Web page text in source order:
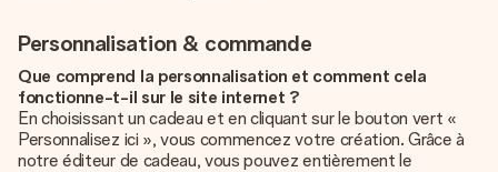
Personnalisation & commande
Que comprend la personnalisation et comment cela
fonctionne-t-il sur le site internet ?
En choisissant un cadeau et en cliquant sur le bouton vert «
Personnalisez ici », vous commencez votre création. Grâce à
notre éditeur de cadeau, vous pouvez entièrement le